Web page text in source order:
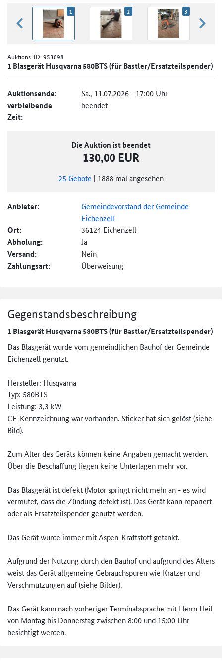
zurück blättern
1 2 3
Auktions-ID:953098
1 Blasgerät Husqvarna 580BTS (für Bastler/Ersatzteilspender)
Auktionsende: Sa., 11.07.2026 - 17:00 Uhr
verbleibende
Zeit:
beendet
Die Auktion ist beendet
130,00 EUR
25 Gebote | 1888 mal angesehen
Anbieter:
Gemeindevorstand der Gemeinde
Eichenzell
Ort: 36124 Eichenzell
Abholung: Ja
Versand: Nein
Zahlungsart: Überweisung
Gegenstandsbeschreibung
1 Blasgerät Husqvarna 580BTS (für Bastler/Ersatzteilspender)
Das Blasgerät wurde vom gemeindlichen Bauhof der Gemeinde
Eichenzell genutzt.
Hersteller: Husqvarna
Typ: 580BTS
Leistung: 3,3 kW
CE-Kennzeichnung war vorhanden. Sticker hat sich gelöst (siehe
Bild).
Zum Alter des Geräts können keine Angaben gemacht werden.
Über die Beschaffung liegen keine Unterlagen mehr vor.
Das Blasgerät ist defekt (Motor springt nicht mehr an - es wird
vermutet, dass die Zündung defekt ist). Das Gerät kann repariert
oder als Ersatzteilspender genutzt werden.
Das Gerät wurde immer mit Aspen-Kraftstoff getankt.
Aufgrund der Nutzung durch den Bauhof und aufgrund des Alters
weist das Gerät allgemeine Gebrauchspuren wie Kratzer und
Verschmutzungen auf (siehe Bilder).
Das Gerät kann nach vorheriger Terminabsprache mit Herrn Heil
von Montag bis Donnerstag zwischen 8:00 und 15:00 Uhr
besichtigt werden.